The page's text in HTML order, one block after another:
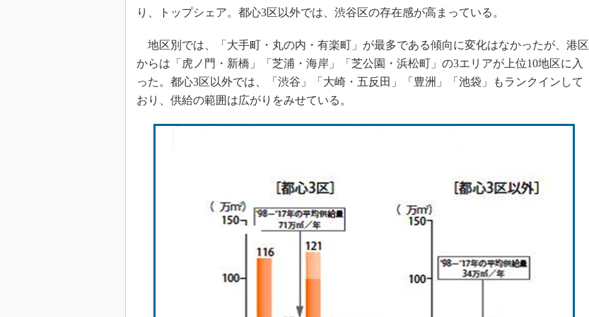
り、トップシェア。都心3区以外では、渋谷区の存在感が高まっている。
地区別では、「大手町・丸の内・有楽町」が最多である傾向に変化はなかったが、港区
からは「虎ノ門・新橋」「芝浦・海岸」「芝公園・浜松町」の3エリアが上位10地区に入
った。都心3区以外では、「渋谷」「大崎・五反田」「豊洲」「池袋」もランクインして
おり、供給の範囲は広がりをみせている。